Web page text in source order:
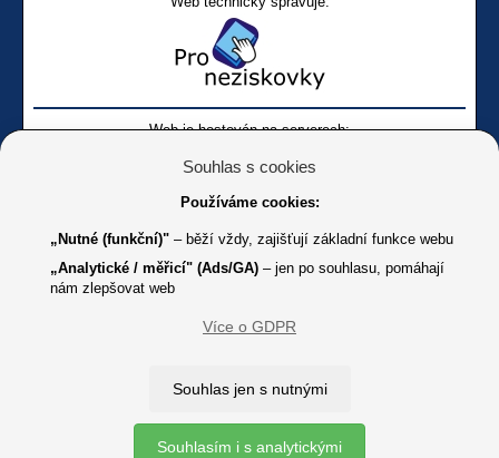
Web je hostován na serverech:
Online
Youtube SONS
K jakémukoliv užití textů a obrázků uvedených na tomto serveru je
Copyright © 2012 - 2026 SONS ČR, z. s.
Souhlas s cookies
Používáme cookies:
„Nutné (funkční)" – běží vždy, zajišťují základní funkce webu
„Analytické / měřicí" (Ads/GA) – jen po souhlasu, pomáhají
nám zlepšovat web
Více o GDPR
Souhlas jen s nutnými
Souhlasím i s analytickými